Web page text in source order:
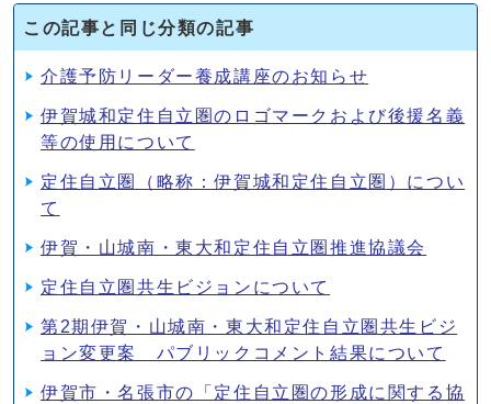
この記事と同じ分類の記事
介護予防リーダー養成講座のお知らせ
伊賀城和定住自立圏のロゴマークおよび後援名義
等の使用について
定住自立圏（略称：伊賀城和定住自立圏）につい
て
伊賀・山城南・東大和定住自立圏推進協議会
定住自立圏共生ビジョンについて
第2期伊賀・山城南・東大和定住自立圏共生ビジ
ョン変更案 パブリックコメント結果について
伊賀市・名張市の「定住自立圏の形成に関する協